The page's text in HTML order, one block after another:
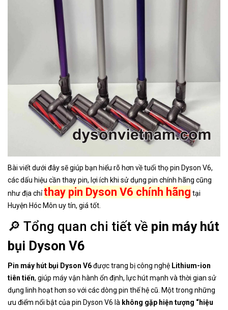
Bài viết dưới đây sẽ giúp bạn hiểu rõ hơn về tuổi thọ pin Dyson V6,
các dấu hiệu cần thay pin, lợi ích khi sử dụng pin chính hãng cũng
như địa chỉthay pin Dyson V6 chính hãng tại
Huyện Hóc Môn uy tín, giá tốt.
🔎 Tổng quan chi tiết về pin máy hút
bụi Dyson V6
Pin máy hút bụi Dyson V6được trang bị công nghệ Lithium-ion
tiên tiến, giúp máy vận hành ổn định, lực hút mạnh và thời gian sử
dụng linh hoạt hơn so với các dòng pin thế hệ cũ. Một trong những
ưu điểm nổi bật của pin Dyson V6 là không gặp hiện tượng “hiệu